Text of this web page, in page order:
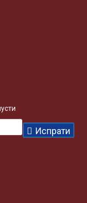
Испрати